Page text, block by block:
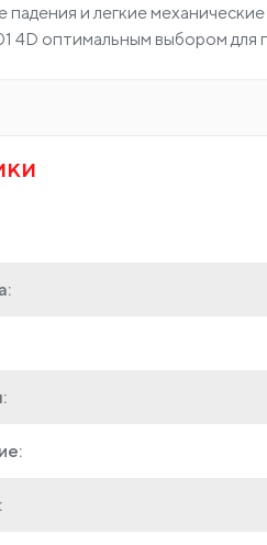
и легкие
4D оптимальным выбором